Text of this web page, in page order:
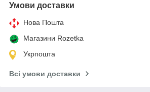
Умови доставки
Нова Пошта
Магазини Rozetka
Укрпошта
Всі умови доставки